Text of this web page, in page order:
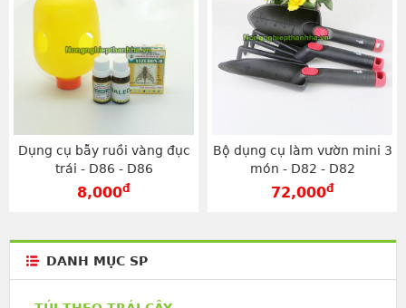
Dụng cụ bẫy ruồi vàng đục
trái - D86 - D86
8,000đ
Bộ dụng cụ làm vườn mini 3
món - D82 - D82
72,000đ
DANH MỤC SP